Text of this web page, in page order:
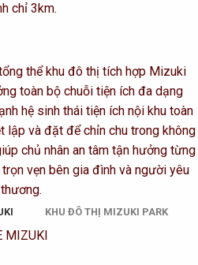
chỉ 3km.
thể khu đô thị tích hợp Mizuki
toàn bộ chuỗi tiện ích đa dạng
hệ sinh thái tiện ích nội khu toàn
lập và đặt để chỉn chu trong không
chủ nhân an tâm tận hưởng từng
vẹn bên gia đình và người yêu
thương.
KHU ĐÔ THỊ MIZUKI PARK